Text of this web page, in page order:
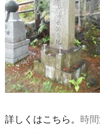
煎餅
甘納豆
羊かん
花豆
もち
詳しくはこちら。 時